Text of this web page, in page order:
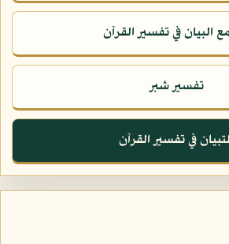
البيان في تفسير القرآن
تفسير شبر
في تفسير القرآن